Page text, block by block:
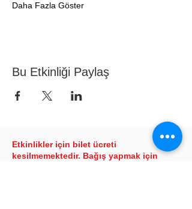
Daha Fazla Göster
Bu Etkinliği Paylaş
Etkinlikler için bilet ücreti
kesilmemektedir. Bağış yapmak için